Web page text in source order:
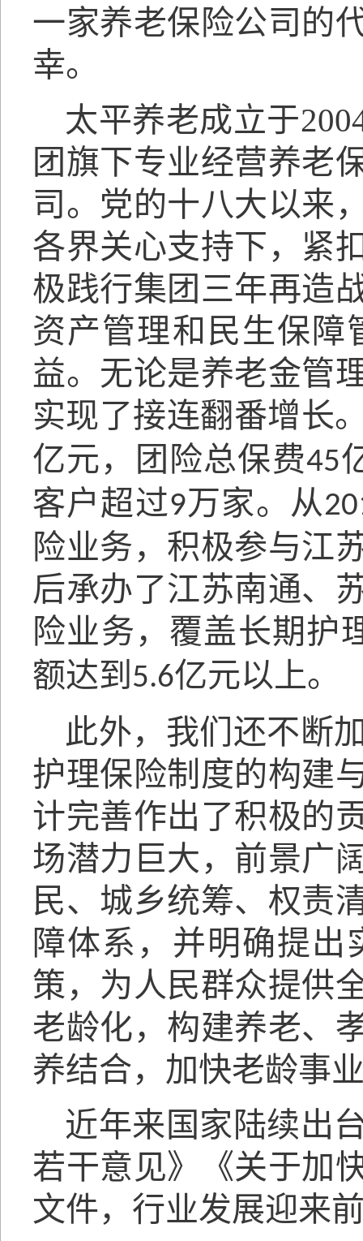
一家养老保险公司的
幸。
太平养老成立于
团旗下专业经营养老
司。党的十八大以来
各界关心支持下，紧
极践行集团三年再造
资产管理和民生保障
益。无论是养老金管
实现了接连翻番增长
亿元，团险总保费45
客户超过9万家。从
险业务，积极参与江
后承办了江苏南通、
险业务，覆盖长期护
额达到 5.6亿元以上。
此外，我们还不断
护理保险制度的构建
计完善作出了积极的
场潜力巨大，前景广
民、城乡统筹、权责
障体系，并明确提
策，为人民群众提供
老龄化，构建养老、
养结合，加快老龄事
近年来国家陆续出
若干意见》《关于加
文件，行业发展迎来